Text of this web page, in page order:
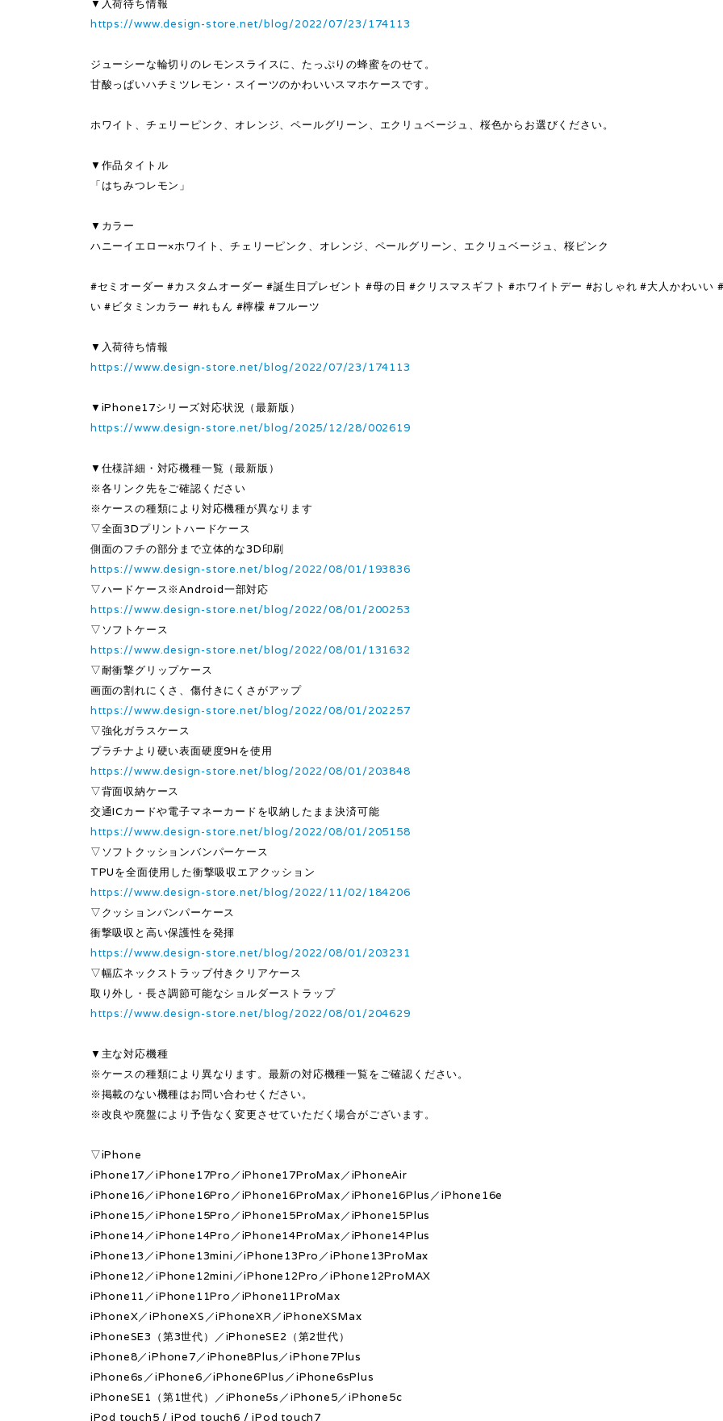
▼入荷待ち情報
https://www.design-store.net/blog/2022/07/23/174113
ジューシーな輪切りのレモンスライスに、たっぷりの蜂蜜をのせて。
甘酸っぱいハチミツレモン・スイーツのかわいいスマホケースです。
ホワイト、チェリーピンク、オレンジ、ペールグリーン、エクリュベージュ、桜色からお選びください。
▼作品タイトル
「はちみつレモン」
▼カラー
ハニーイエロー×ホワイト、チェリーピンク、オレンジ、ペールグリーン、エクリュベージュ、桜ピンク
#セミオーダー #カスタムオーダー #誕生日プレゼント #母の日 #クリスマスギフト #ホワイトデー #おしゃれ #大人かわいい
い #ビタミンカラー #れもん #檸檬 #フルーツ
▼入荷待ち情報
https://www.design-store.net/blog/2022/07/23/174113
▼iPhone17シリーズ対応状況（最新版）
https://www.design-store.net/blog/2025/12/28/002619
▼仕様詳細・対応機種一覧（最新版）
※各リンク先をご確認ください
※ケースの種類により対応機種が異なります
▽全面3Dプリントハードケース
側面のフチの部分まで立体的な3D印刷
https://www.design-store.net/blog/2022/08/01/193836
▽ハードケース※Android一部対応
https://www.design-store.net/blog/2022/08/01/200253
▽ソフトケース
https://www.design-store.net/blog/2022/08/01/131632
▽耐衝撃グリップケース
画面の割れにくさ、傷付きにくさがアップ
https://www.design-store.net/blog/2022/08/01/202257
▽強化ガラスケース
プラチナより硬い表面硬度9Hを使用
https://www.design-store.net/blog/2022/08/01/203848
▽背面収納ケース
交通ICカードや電子マネーカードを収納したまま決済可能
https://www.design-store.net/blog/2022/08/01/205158
▽ソフトクッションバンパーケース
TPUを全面使用した衝撃吸収エアクッション
https://www.design-store.net/blog/2022/11/02/184206
▽クッションバンパーケース
衝撃吸収と高い保護性を発揮
https://www.design-store.net/blog/2022/08/01/203231
▽幅広ネックストラップ付きクリアケース
取り外し・長さ調節可能なショルダーストラップ
https://www.design-store.net/blog/2022/08/01/204629
▼主な対応機種
※ケースの種類により異なります。最新の対応機種一覧をご確認ください。
※掲載のない機種はお問い合わせください。
※改良や廃盤により予告なく変更させていただく場合がございます。
▽iPhone
iPhone17／iPhone17Pro／iPhone17ProMax／iPhoneAir
iPhone16／iPhone16Pro／iPhone16ProMax／iPhone16Plus／iPhone16e
iPhone15／iPhone15Pro／iPhone15ProMax／iPhone15Plus
iPhone14／iPhone14Pro／iPhone14ProMax／iPhone14Plus
iPhone13／iPhone13mini／iPhone13Pro／iPhone13ProMax
iPhone12／iPhone12mini／iPhone12Pro／iPhone12ProMAX
iPhone11／iPhone11Pro／iPhone11ProMax
iPhoneX／iPhoneXS／iPhoneXR／iPhoneXSMax
iPhoneSE3（第3世代）／iPhoneSE2（第2世代）
iPhone8／iPhone7／iPhone8Plus／iPhone7Plus
iPhone6s／iPhone6／iPhone6Plus／iPhone6sPlus
iPhoneSE1（第1世代）／iPhone5s／iPhone5／iPhone5c
iPod touch5 / iPod touch6 / iPod touch7